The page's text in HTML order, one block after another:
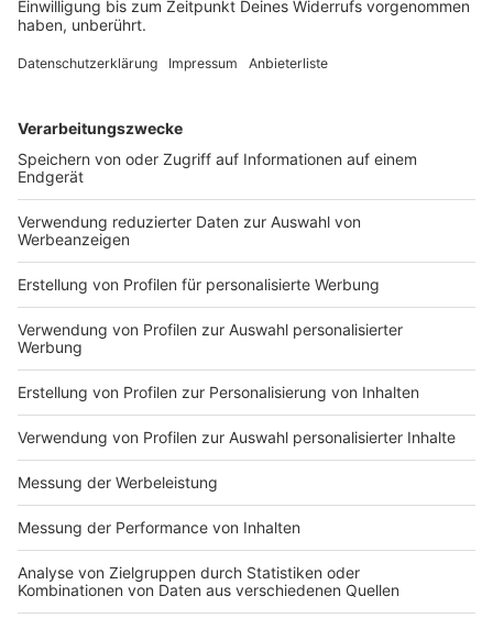
Gold
Wir benötigen Ihre
Video-Service zu laden!
Wir verwenden einen Service eines
einzubetten. Dieser Service kann
Daten zu Ihren Aktivitäten
Details durch und stimmen Sie der
Nutzung des Service zu, um dieses
Video anzusehen.
Akzeptieren
powered byUsercentrics Consent
Management Platform
FRIDA GOLD - DIESES GEFÜHL (OFFICIAL VIDEO)
Anzeige